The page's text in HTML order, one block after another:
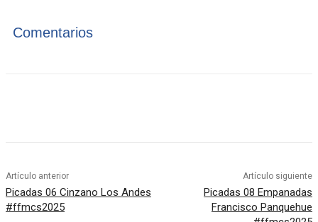
Comentarios
Artículo anterior
Picadas 06 Cinzano Los Andes
#ffmcs2025
Artículo siguiente
Picadas 08 Empanadas
Francisco Panquehue